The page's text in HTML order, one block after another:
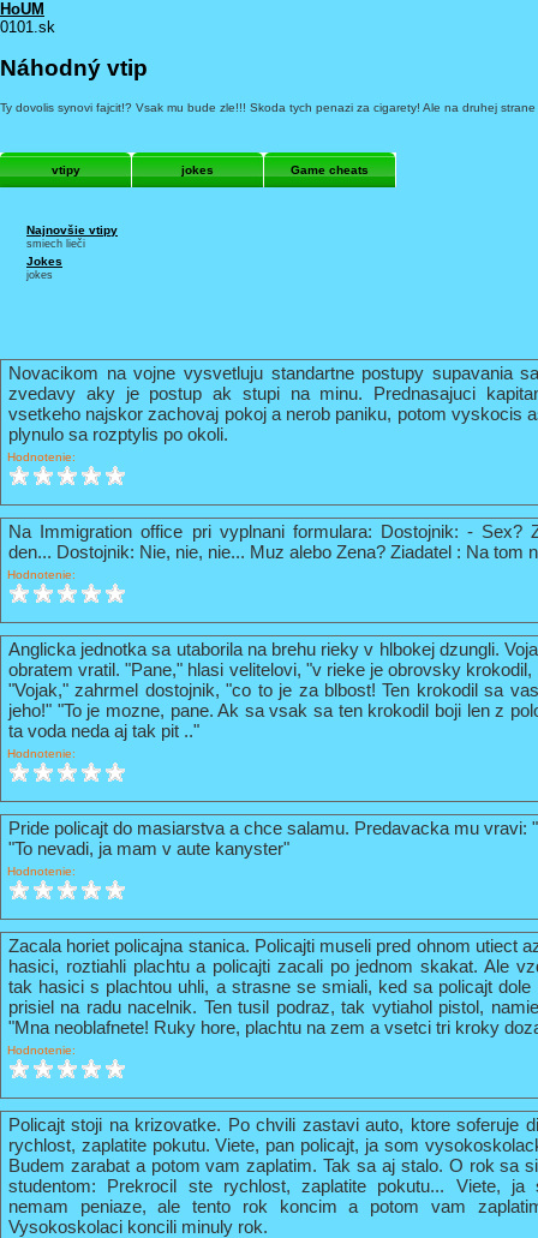
HoUM
0101.sk
Náhodný vtip
Ty dovolis synovi fajcit!? Vsak mu bude zle!!! Skoda tych penazi za cigarety! Ale na druhej
vtipy jokes Game cheats
Najnovšie vtipy
smiech lieči
Jokes
jokes
Novacikom na vojne vysvetluju standartne postupy supavania
zvedavy aky je postup ak stupi na minu. Prednasajuci
vsetkeho najskor zachovaj pokoj a nerob paniku, potom vyskocis
plynulo sa rozptylis po okoli.
Hodnotenie:
Na Immigration office pri vyplnani formulara: Dostojnik: - Sex?
den... Dostojnik: Nie, nie, nie... Muz alebo Zena? Ziadatel : Na tom
Hodnotenie:
Anglicka jednotka sa utaborila na brehu rieky v hlbokej dzungli.
obratem vratil. "Pane," hlasi velitelovi, "v rieke je obrovsky
"Vojak," zahrmel dostojnik, "co to je za blbost! Ten krokodil sa
jeho!" "To je mozne, pane. Ak sa vsak sa ten krokodil boji len z
ta voda neda aj tak pit .."
Hodnotenie:
Pride policajt do masiarstva a chce salamu. Predavacka mu vravi:
"To nevadi, ja mam v aute kanyster"
Hodnotenie:
Zacala horiet policajna stanica. Policajti museli pred ohnom utiect
hasici, roztiahli plachtu a policajti zacali po jednom skakat. Ale
tak hasici s plachtou uhli, a strasne se smiali, ked sa policajt
prisiel na radu nacelnik. Ten tusil podraz, tak vytiahol pistol,
"Mna neoblafnete! Ruky hore, plachtu na zem a vsetci tri kroky
Hodnotenie:
Policajt stoji na krizovatke. Po chvili zastavi auto, ktore soferuje
rychlost, zaplatite pokutu. Viete, pan policajt, ja som
Budem zarabat a potom vam zaplatim. Tak sa aj stalo. O rok sa
studentom: Prekrocil ste rychlost, zaplatite pokutu... Viete,
nemam peniaze, ale tento rok koncim a potom vam
Vysokoskolaci koncili minuly rok.